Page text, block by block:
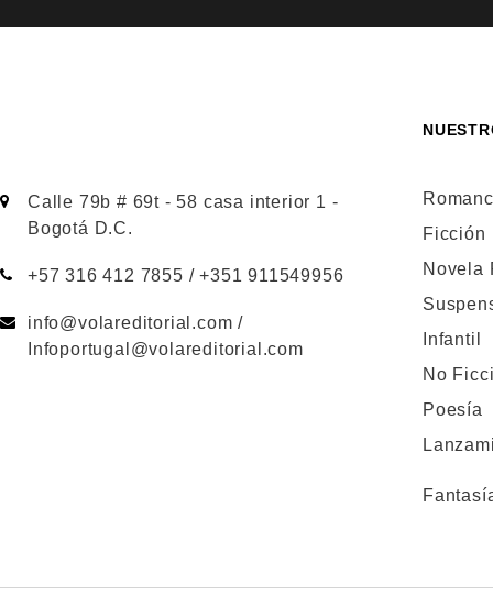
Calle 79b # 69t - 58 casa interior 1 -
Bogotá D.C.
+57 316 412 7855 / +351 911549956
info@volareditorial.com /
Infoportugal@volareditorial.com
Ficción
Novela
Infantil
No
Poesía